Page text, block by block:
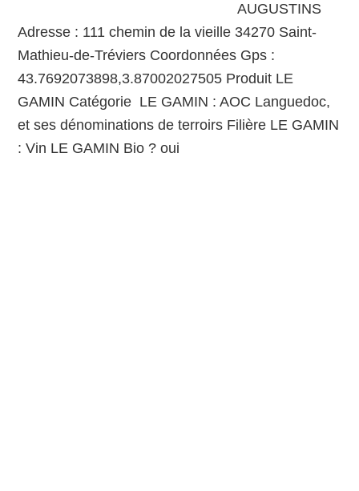
AUGUSTINS
Adresse : 111 chemin de la vieille 34270 Saint-
Mathieu-de-Tréviers Coordonnées Gps :
43.7692073898,3.87002027505 Produit LE
GAMIN Catégorie LE GAMIN : AOC Languedoc,
et ses dénominations de terroirs Filière LE GAMIN
: Vin LE GAMIN Bio ? oui